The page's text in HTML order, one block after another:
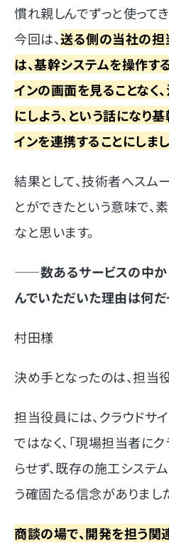
慣れ親しんでずっと使って
今回は、送る側の当社の担
は、基幹システムを操作す
インの画面を見ることなく
にしよう、という話になり
インを連携することにしまし
結果として、技術者へスム
とができたという意味で、
なと思います。
――数あるサービスの中か
んでいただいた理由は何だ
村田様
決め手となったのは、担当
担当役員には、クラウドサ
ではなく、「現場担当者に
らせず、既存の施工システ
う確固たる信念がありまし
商談の場で、開発を担う関